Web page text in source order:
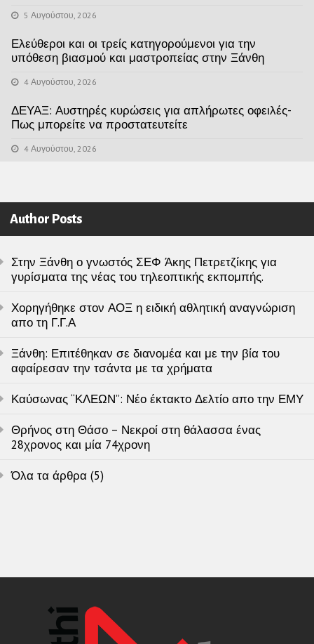
5 Αυγούστου, 2026
Ελεύθεροι και οι τρείς κατηγορούμενοι για την
υπόθεση βιασμού και μαστροπείας στην Ξάνθη
4 Αυγούστου, 2026
ΔΕΥΑΞ: Αυστηρές κυρώσεις για απλήρωτες οφειλές-
Πως μπορείτε να προστατευτείτε
4 Αυγούστου, 2026
Author Posts
Στην Ξάνθη ο γνωστός ΣΕΦ Άκης Πετρετζίκης για
γυρίσματα της νέας του τηλεοπτικής εκπομπής.
Χορηγήθηκε στον ΑΟΞ η ειδική αθλητική αναγνώριση
απο τη Γ.Γ.Α
Ξάνθη: Επιτέθηκαν σε διανομέα και με την βία του
αφαίρεσαν την τσάντα με τα χρήματα
Καύσωνας “ΚΛΕΩΝ”: Νέο έκτακτο Δελτίο απο την ΕΜΥ
Θρήνος στη Θάσο – Νεκροί στη θάλασσα ένας
28χρονος και μία 74χρονη
Όλα τα άρθρα (5)